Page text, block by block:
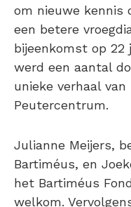
om nieuwe kennis
een betere
bijeenkomst op 22
werd een aantal
unieke verhaal
Peutercentrum.
Julianne Meijers,
Bartiméus, en
het Bartiméus
welkom.